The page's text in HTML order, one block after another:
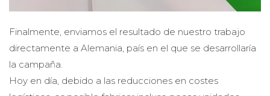
Finalmente, enviamos el resultado de nuestro trabajo
directamente a Alemania, país en el que se desarrollaría
la campaña.
Hoy en día, debido a las reducciones en costes